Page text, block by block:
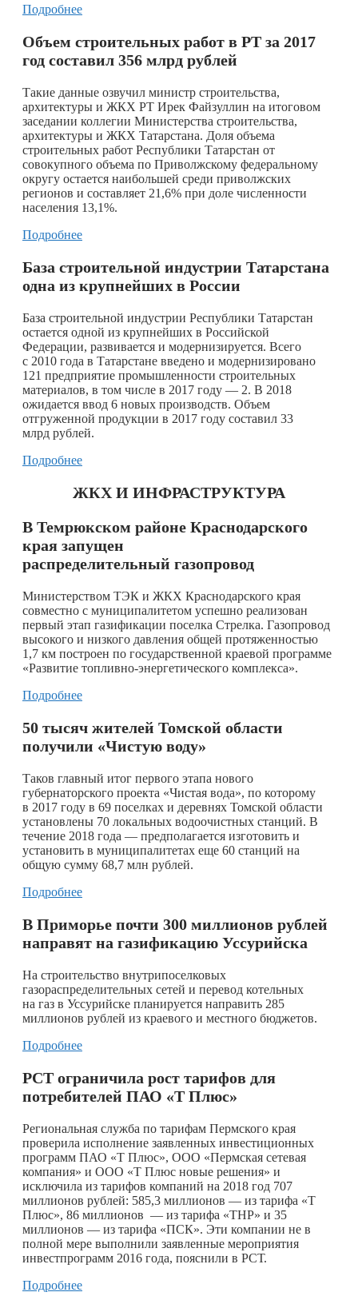
Подробнее
Объем строительных работ в РТ за 2017
год составил 356 млрд рублей
Такие данные озвучил министр строительства,
архитектуры и ЖКХ РТ Ирек Файзуллин на итоговом
заседании коллегии Министерства строительства,
архитектуры и ЖКХ Татарстана. Доля объема
строительных работ Республики Татарстан от
совокупного объема по Приволжскому федеральному
округу остается наибольшей среди приволжских
регионов и составляет 21,6% при доле численности
населения 13,1%.
Подробнее
База строительной индустрии Татарстана
одна из крупнейших в России
База строительной индустрии Республики Татарстан
остается одной из крупнейших в Российской
Федерации, развивается и модернизируется. Всего
с 2010 года в Татарстане введено и модернизировано
121 предприятие промышленности строительных
материалов, в том числе в 2017 году — 2. В 2018
ожидается ввод 6 новых производств. Объем
отгруженной продукции в 2017 году составил 33
млрд рублей.
Подробнее
ЖКХ И ИНФРАСТРУКТУРА
В Темрюкском районе Краснодарского
края запущен
распределительный газопровод
Министерством ТЭК и ЖКХ Краснодарского края
совместно с муниципалитетом успешно реализован
первый этап газификации поселка Стрелка. Газопровод
высокого и низкого давления общей протяженностью
1,7 км построен по государственной краевой программе
«Развитие топливно-энергетического комплекса».
Подробнее
50 тысяч жителей Томской области
получили «Чистую воду»
Таков главный итог первого этапа нового
губернаторского проекта «Чистая вода», по которому
в 2017 году в 69 поселках и деревнях Томской области
установлены 70 локальных водоочистных станций. В
течение 2018 года — предполагается изготовить и
установить в муниципалитетах еще 60 станций на
общую сумму 68,7 млн рублей.
Подробнее
В Приморье почти 300 миллионов рублей
направят на газификацию Уссурийска
На строительство внутрипоселковых
газораспределительных сетей и перевод котельных
на газ в Уссурийске планируется направить 285
миллионов рублей из краевого и местного бюджетов.
Подробнее
РСТ ограничила рост тарифов для
потребителей ПАО «Т Плюс»
Региональная служба по тарифам Пермского края
проверила исполнение заявленных инвестиционных
программ ПАО «Т Плюс», ООО «Пермская сетевая
компания» и ООО «Т Плюс новые решения» и
исключила из тарифов компаний на 2018 год 707
миллионов рублей: 585,3 миллионов — из тарифа «Т
Плюс», 86 миллионов — из тарифа «ТНР» и 35
миллионов — из тарифа «ПСК». Эти компании не в
полной мере выполнили заявленные мероприятия
инвестпрограмм 2016 года, пояснили в РСТ.
Подробнее